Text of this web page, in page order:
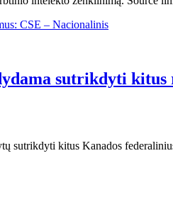
sutrikdyti
sutrikdyti kitus Kanados